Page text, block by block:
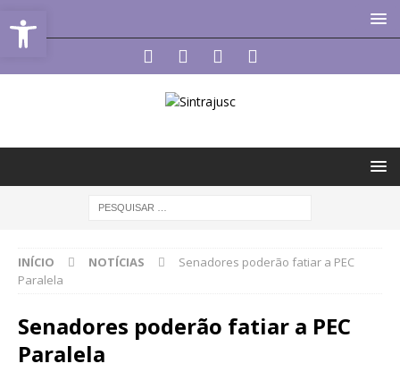
INÍCIO NOTÍCIAS
Senadores poderão fatiar a PEC
Paralela
Senadores poderão fatiar a PEC
Paralela
Abrir a barra de ferramentas